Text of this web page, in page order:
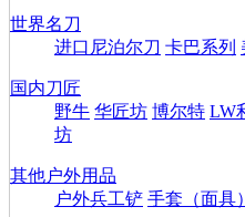
世界名刀
进口尼泊尔刀 卡巴系列
国内刀匠
野牛 华匠坊 博尔特 LW
坊
其他户外用品
户外兵工铲 手套（面具）